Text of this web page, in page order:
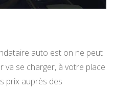
auto est on ne peut
va se charger, à votre place
prix auprès des